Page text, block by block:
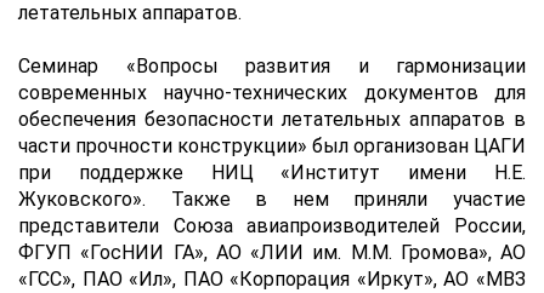
летательных аппаратов.
Семинар «Вопросы развития и гармонизации
современных научно-технических документов для
обеспечения безопасности летательных аппаратов в
части прочности конструкции» был организован ЦАГИ
при поддержке НИЦ «Институт имени Н.Е.
Жуковского». Также в нем приняли участие
представители Союза авиапроизводителей России,
ФГУП «ГосНИИ ГА», АО «ЛИИ им. М.М. Громова», АО
«ГСС», ПАО «Ил», ПАО «Корпорация «Иркут», АО «МВЗ